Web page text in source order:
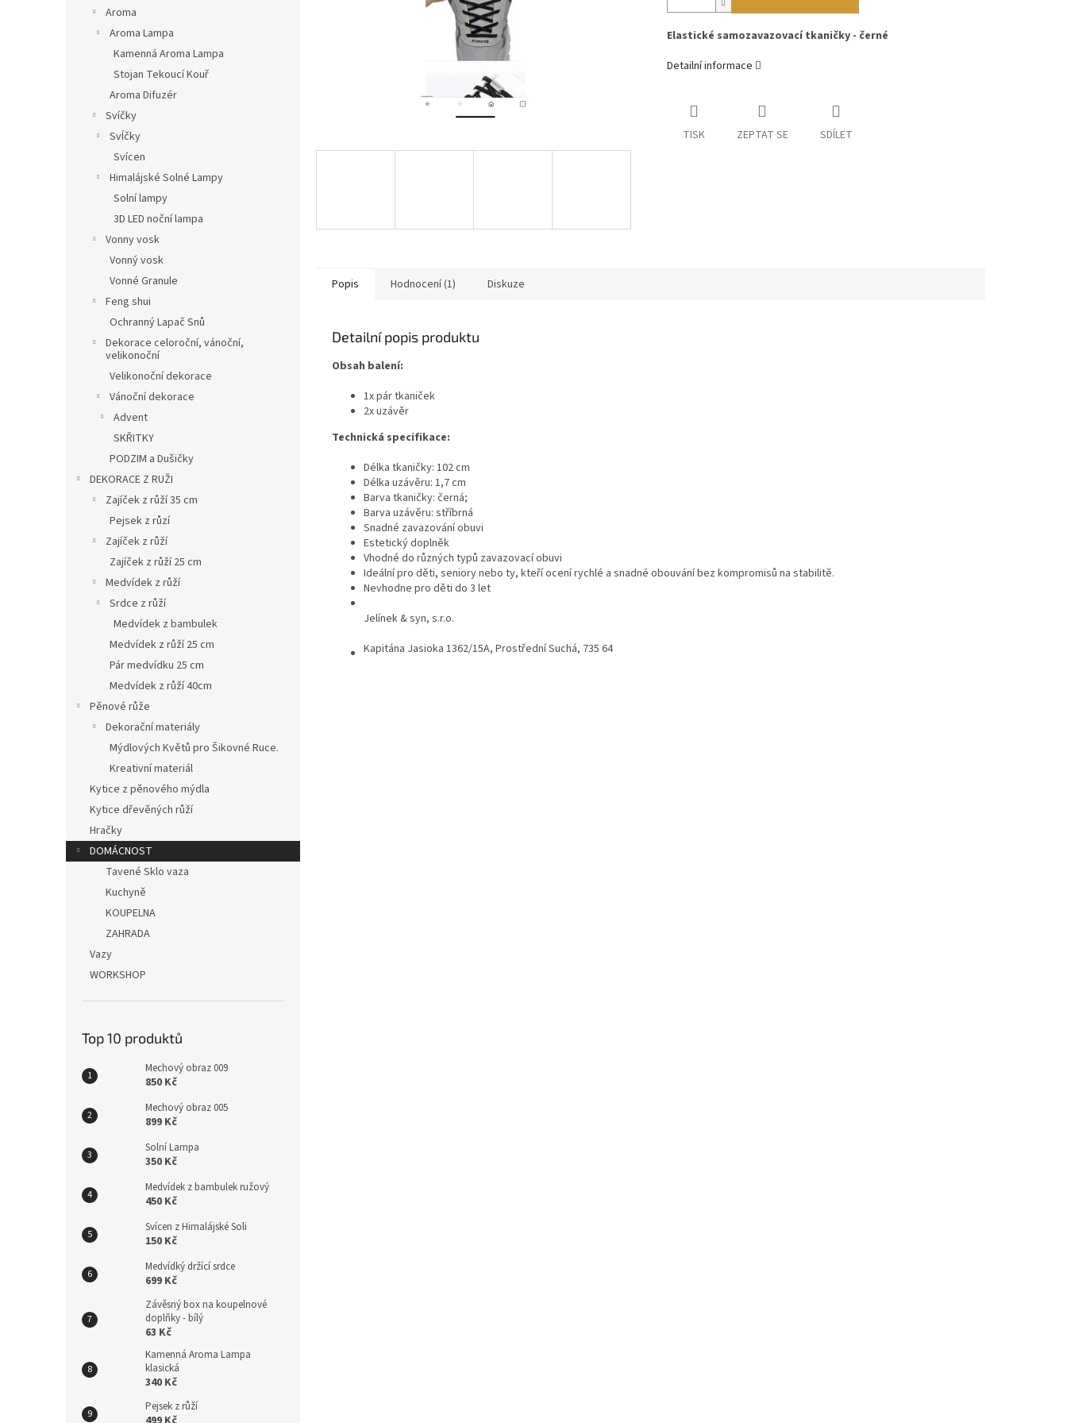
Aroma
Aroma Lampa
Kamenná Aroma Lampa
Stojan Tekoucí Kouř
Aroma Difuzér
Svíčky
SvÍčky
Svícen
Himalájské Solné Lampy
Solní lampy
3D LED noční lampa
Vonny vosk
Vonný vosk
Vonné Granule
Feng shui
Ochranný Lapač Snů
Dekorace celoroční, vánoční,
velikonoční
Velikonoční dekorace
Vánoční dekorace
Advent
SKŘITKY
PODZIM a Dušičky
DEKORACE Z RUŽI
Zajíček z růží 35 cm
Pejsek z růzí
Zajíček z růží
Zajíček z růží 25 cm
Medvídek z růží
Srdce z růží
Medvídek z bambulek
Medvídek z růží 25 cm
Pár medvídku 25 cm
Medvídek z růží 40cm
Pěnové růže
Dekorační materiály
Mýdlových Květů pro Šikovné Ruce.
Kreativní materiál
Kytice z pěnového mýdla
Kytice dřevěných růží
Hračky
DOMÁCNOST
Tavené Sklo vaza
Kuchyně
KOUPELNA
ZAHRADA
Vazy
WORKSHOP
Top 10 produktů
Mechový obraz 009
850 Kč
Mechový obraz 005
899 Kč
Solní Lampa
350 Kč
Medvídek z bambulek ružový
450 Kč
Svícen z Himalájské Soli
150 Kč
Medvídký držící srdce
699 Kč
Závěsný box na koupelnové
doplňky - bílý
63 Kč
Kamenná Aroma Lampa
klasická
340 Kč
Pejsek z růží
Elastické samozavazovací tkaničky - černé
Detailní informace
TISK ZEPTAT SE SDÍLET
Popis Hodnocení (1) Diskuze
Detailní popis produktu
Obsah balení:
1x pár tkaniček
2x uzávěr
Technická specifikace:
Délka tkaničky: 102 cm
Délka uzávěru: 1,7 cm
Barva tkaničky: černá;
Barva uzávěru: stříbrná
Snadné zavazování obuvi
Estetický doplněk
Vhodné do různých typů zavazovací obuvi
Ideální pro děti, seniory nebo ty, kteří ocení rychlé a snadné obouvání bez kompromisů na stabilitě.
Nevhodne pro děti do 3 let
Jelínek & syn, s.r.o.
Kapitána Jasioka 1362/15A, Prostřední Suchá, 735 64